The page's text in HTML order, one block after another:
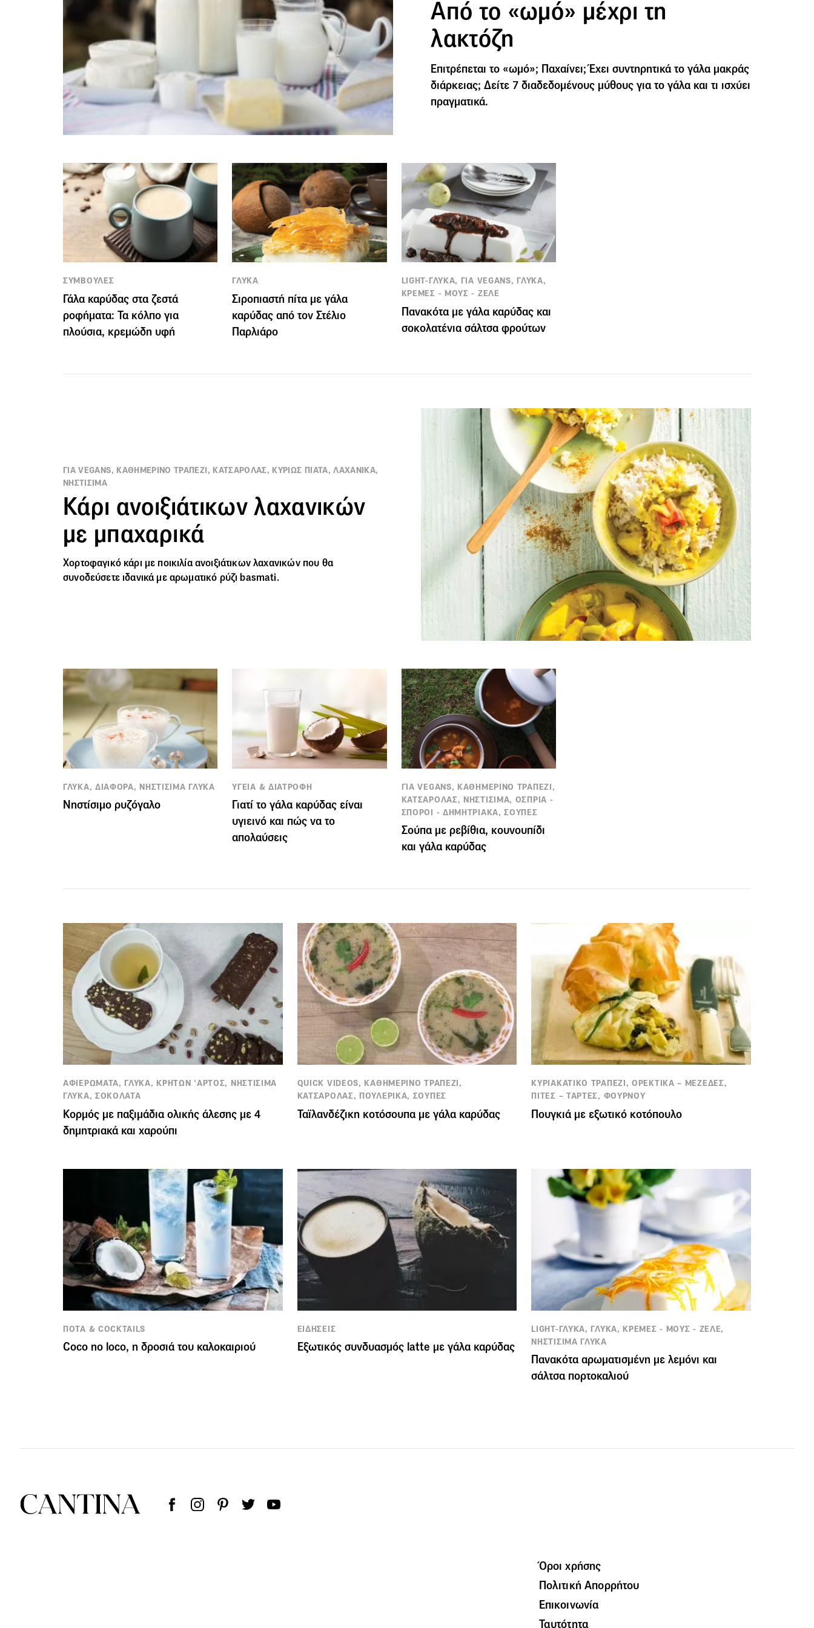
Από το «ωμό» μέχρι τη
λακτόζη
Επιτρέπεται το «ωμό»; Παχαίνει; Έχει συντηρητικά το γάλα μακράς
διάρκειας; Δείτε 7 διαδεδομένους μύθους για το γάλα και τι ισχύει
πραγματικά.
ΣΥΜΒΟΥΛΕΣ
Γάλα καρύδας στα ζεστά
ροφήματα: Τα κόλπο για
πλούσια, κρεμώδη υφή
ΓΛΥΚΑ
Σιροπιαστή πίτα με γάλα
καρύδας από τον Στέλιο
Παρλιάρο
LIGHT-ΓΛΥΚΑ, ΓΙΑ VEGANS, ΓΛΥΚΑ,
ΚΡΕΜΕΣ - ΜΟΥΣ - ΖΕΛΕ
Πανακότα με γάλα καρύδας και
σοκολατένια σάλτσα φρούτων
ΓΙΑ VEGANS, ΚΑΘΗΜΕΡΙΝΟ ΤΡΑΠΕΖΙ, ΚΑΤΣΑΡΟΛΑΣ, ΚΥΡΙΩΣ ΠΙΑΤΑ, ΛΑΧΑΝΙΚΑ,
ΝΗΣΤΙΣΙΜΑ
Κάρι ανοιξιάτικων λαχανικών
με μπαχαρικά
Χορτοφαγικό κάρι με ποικιλία ανοιξιάτικων λαχανικών που θα
συνοδεύσετε ιδανικά με αρωματικό ρύζι basmati.
ΓΛΥΚΑ, ΔΙΑΦΟΡΑ, ΝΗΣΤΙΣΙΜΑ ΓΛΥΚΑ
Νηστίσιμο ρυζόγαλο
ΥΓΕΙΑ & ΔΙΑΤΡΟΦΗ
Γιατί το γάλα καρύδας είναι
υγιεινό και πώς να το
απολαύσεις
ΓΙΑ VEGANS, ΚΑΘΗΜΕΡΙΝΟ ΤΡΑΠΕΖΙ,
ΚΑΤΣΑΡΟΛΑΣ, ΝΗΣΤΙΣΙΜΑ, ΟΣΠΡΙΑ -
ΣΠΟΡΟΙ - ΔΗΜΗΤΡΙΑΚΑ, ΣΟΥΠΕΣ
Σούπα με ρεβίθια, κουνουπίδι
και γάλα καρύδας
ΑΦΙΕΡΩΜΑΤΑ, ΓΛΥΚΑ, ΚΡΗΤΩΝ 'ΑΡΤΟΣ, ΝΗΣΤΙΣΙΜΑ
ΓΛΥΚΑ, ΣΟΚΟΛΑΤΑ
Κορμός με παξιμάδια ολικής άλεσης με 4
δημητριακά και χαρούπι
QUICK VIDEOS, ΚΑΘΗΜΕΡΙΝΟ ΤΡΑΠΕΖΙ,
ΚΑΤΣΑΡΟΛΑΣ, ΠΟΥΛΕΡΙΚΑ, ΣΟΥΠΕΣ
Ταϊλανδέζικη κοτόσουπα με γάλα καρύδας
ΚΥΡΙΑΚΑΤΙΚΟ ΤΡΑΠΕΖΙ, ΟΡΕΚΤΙΚΑ – ΜΕΖΕΔΕΣ,
ΠΙΤΕΣ – ΤΑΡΤΕΣ, ΦΟΥΡΝΟΥ
Πουγκιά με εξωτικό κοτόπουλο
ΠΟΤΑ & COCKTAILS
Coco no loco, η δροσιά του καλοκαιριού
ΕΙΔΗΣΕΙΣ
Εξωτικός συνδυασμός latte με γάλα καρύδας
LIGHT-ΓΛΥΚΑ, ΓΛΥΚΑ, ΚΡΕΜΕΣ - ΜΟΥΣ - ΖΕΛΕ,
ΝΗΣΤΙΣΙΜΑ ΓΛΥΚΑ
Πανακότα αρωματισμένη με λεμόνι και
σάλτσα πορτοκαλιού
Όροι χρήσης
Πολιτική Απορρήτου
Επικοινωνία
Ταυτότητα